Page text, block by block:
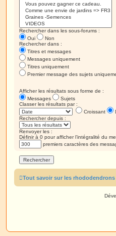
Rechercher dans les sous-forums :
Oui
Non
Rechercher dans :
Titres et messages
Messages uniquement
Titres uniquement
Premier message des sujets
Afficher les résultats sous forme de :
Messages
Sujets
Classer les résultats par :
Croissant
Rechercher depuis :
Renvoyer les :
Définir à 0 pour afficher l’intégralité du
premiers caractères des
Tout savoir sur les rhododendrons